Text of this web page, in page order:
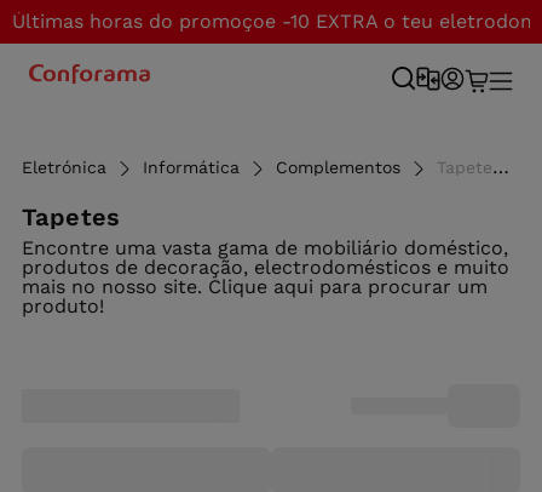
Últimas horas do promoçoe -10 EXTRA o teu
Eletrónica Informática Complementos Tapetes de rato - Conforama
Tapetes
Encontre uma vasta gama de mobiliário doméstico,
produtos de decoração, electrodomésticos e muito
mais no nosso site. Clique aqui para procurar um
produto!